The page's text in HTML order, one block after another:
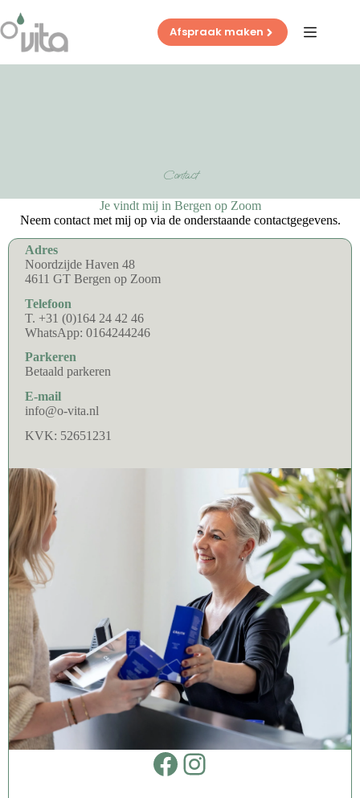
naar
de
inhoud
Afspraak maken
Contact
Je vindt mij in Bergen op Zoom
Neem contact met mij op via de onderstaande contactgegevens.
Adres
Noordzijde Haven 48
4611 GT Bergen op Zoom
Telefoon
T. +31 (0)164 24 42 46
WhatsApp: 0164244246
Parkeren
Betaald parkeren
E-mail
info@o-vita.nl
KVK: 52651231
Facebook Instagram